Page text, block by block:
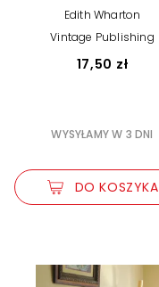
Edith Wharton
Vintage Publishing
17,50 zł
WYSYŁAMY W 3 DNI
DO KOSZYKA